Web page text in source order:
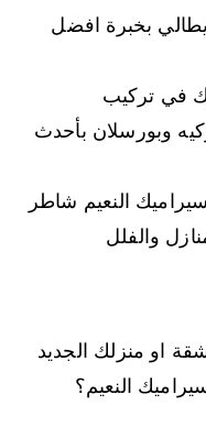
بخبرة افضل
في تركيب
وبورسلان بأحدث
النعيم شاطر
والفلل
او منزلك الجديد
النعيم؟